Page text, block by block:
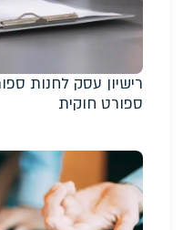
רישיון עסק לחנות
ספורט חוקית